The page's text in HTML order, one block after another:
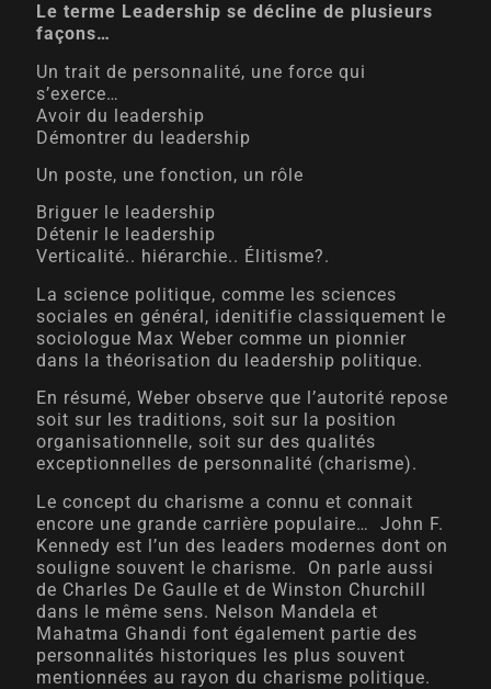
Le terme Leadership se décline de plusieurs
façons…
Un trait de personnalité, une force qui
s’exerce…
Avoir du leadership
Démontrer du leadership
Un poste, une fonction, un rôle
Briguer le leadership
Détenir le leadership
Verticalité.. hiérarchie.. Élitisme?.
La science politique, comme les sciences
sociales en général, idenitifie classiquement le
sociologue Max Weber comme un pionnier
dans la théorisation du leadership politique.
En résumé, Weber observe que l’autorité repose
soit sur les traditions, soit sur la position
organisationnelle, soit sur des qualités
exceptionnelles de personnalité (charisme).
Le concept du charisme a connu et connait
encore une grande carrière populaire… John F.
Kennedy est l’un des leaders modernes dont on
souligne souvent le charisme. On parle aussi
de Charles De Gaulle et de Winston Churchill
dans le même sens. Nelson Mandela et
Mahatma Ghandi font également partie des
personnalités historiques les plus souvent
mentionnées au rayon du charisme politique.